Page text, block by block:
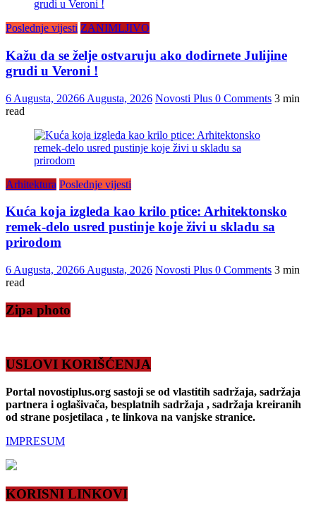
Poslednje vijesti ZANIMLJIVO
Kažu da se želje ostvaruju ako dodirnete Julijine
grudi u Veroni !
6 Augusta, 20266 Augusta, 2026 Novosti Plus 0 Comments 3 min
read
Arhitektura Poslednje vijesti
Kuća koja izgleda kao krilo ptice: Arhitektonsko
remek-delo usred pustinje koje živi u skladu sa
prirodom
6 Augusta, 20266 Augusta, 2026 Novosti Plus 0 Comments 3 min
read
Zipa photo
USLOVI KORIŠĆENJA
Portal novostiplus.org sastoji se od vlastitih sadržaja, sadržaja
partnera i oglašivača, besplatnih sadržaja , sadržaja kreiranih
od strane posjetilaca , te linkova na vanjske stranice.
IMPRESUM
KORISNI LINKOVI